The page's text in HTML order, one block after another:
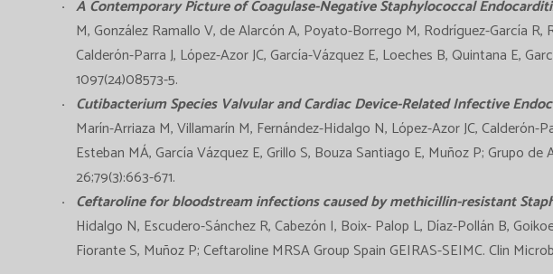
A Contemporary Picture of Coagulase-Negative Staphylococcal
M, González Ramallo V, de Alarcón A, Poyato-Borrego M, Rodríguez-García
Calderón-Parra J, López-Azor JC, García-Vázquez E, Loeches B, Quintana E,
1097(24)08573-5.
Cutibacterium Species Valvular and Cardiac Device-Related Infective
Marín-Arriaza M, Villamarín M, Fernández-Hidalgo N, López-Azor JC,
Esteban MÁ, García Vázquez E, Grillo S, Bouza Santiago E, Muñoz P; Grupo
26;79(3):663-671.
Ceftaroline for bloodstream infections caused by methicillin-resistant
Hidalgo N, Escudero-Sánchez R, Cabezón I, Boix- Palop L, Díaz-Pollán B,
Fiorante S, Muñoz P; Ceftaroline MRSA Group Spain GEIRAS-SEIMC. Clin